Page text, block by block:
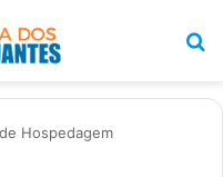
Hospedagem